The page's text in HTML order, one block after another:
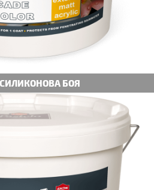
СИЛИКОНОВА БОЯ